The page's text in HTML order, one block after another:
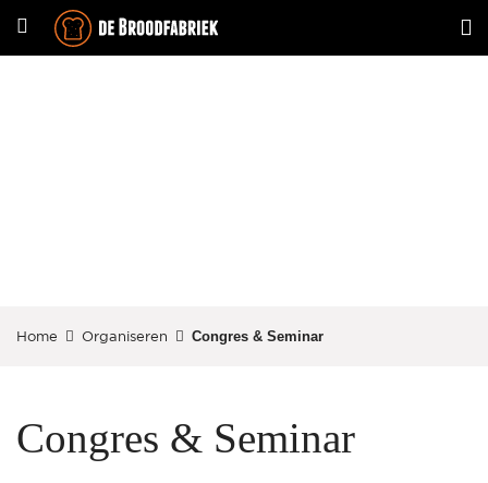
Home Organiseren Congres & Seminar
Congres & Seminar